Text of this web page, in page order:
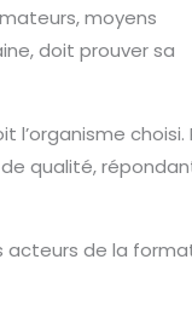
moyens
doit prouver sa
choisi.
qualité,
acteurs de la